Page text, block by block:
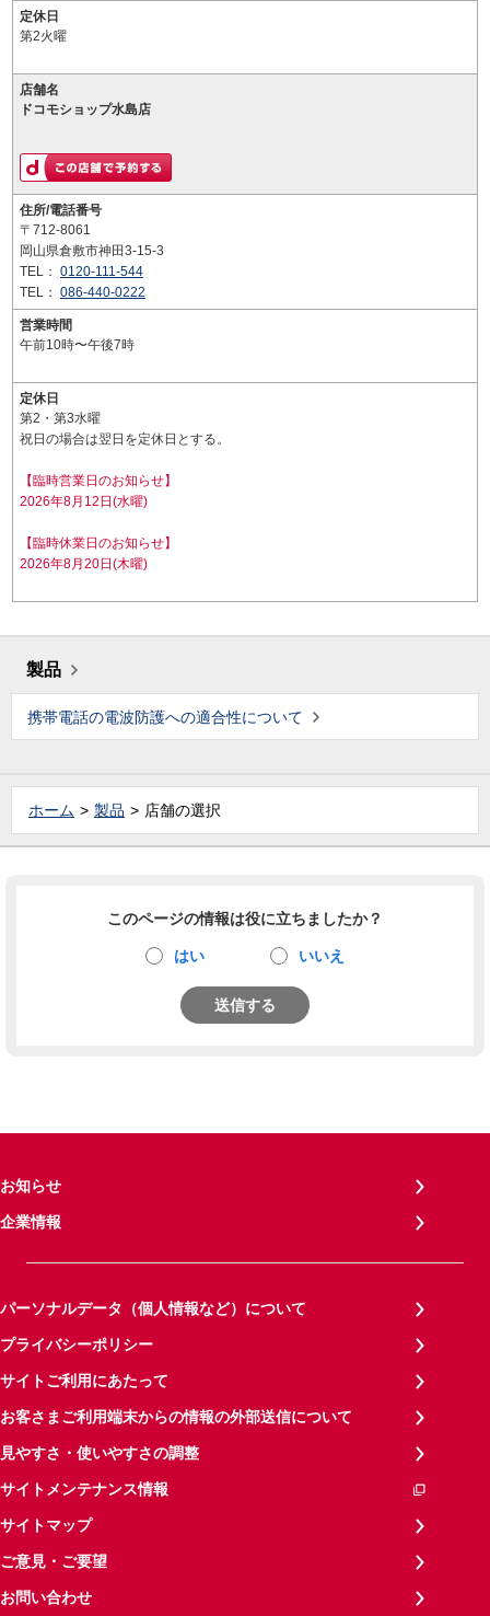
定休日
第2火曜
店舗名
ドコモショップ水島店
住所/電話番号
〒712-8061
岡山県倉敷市神田3-15-3
TEL： 0120-111-544
TEL： 086-440-0222
営業時間
午前10時〜午後7時
定休日
第2・第3水曜
祝日の場合は翌日を定休日とする。
【臨時営業日のお知らせ】
2026年8月12日(水曜)
【臨時休業日のお知らせ】
2026年8月20日(木曜)
製品
携帯電話の電波防護への適合性について
ホーム 製品 店舗の選択
このページの情報は役に立ちましたか？
はい いいえ
送信する
お知らせ
企業情報
パーソナルデータ（個人情報など）について
プライバシーポリシー
サイトご利用にあたって
お客さまご利用端末からの情報の外部送信について
見やすさ・使いやすさの調整
サイトメンテナンス情報
サイトマップ
ご意見・ご要望
お問い合わせ